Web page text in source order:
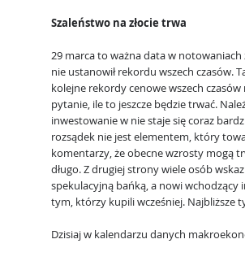
Szaleństwo na złocie trwa
29 marca to ważna data w
nie ustanowił rekordu wszech czasów.
kolejne rekordy cenowe wszech
pytanie, ile to jeszcze będzie trwać.
inwestowanie w nie staje się coraz
rozsądek nie jest elementem, który
komentarzy, że obecne wzrosty mogą
długo. Z drugiej strony wiele osób
spekulacyjną bańką, a nowi
tym, którzy kupili wcześniej. Najbliższe
Dzisiaj w kalendarzu danych